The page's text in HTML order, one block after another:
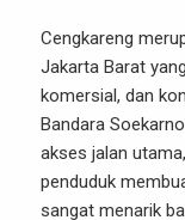
Cengkareng
Jakarta Barat
komersial, dan
Bandara
akses jalan
penduduk
sangat menarik